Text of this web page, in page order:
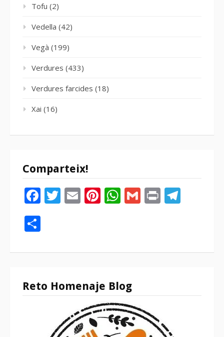
Tofu (2)
Vedella (42)
Vegà (199)
Verdures (433)
Verdures farcides (18)
Xai (16)
Comparteix!
Facebook
Twitter
EmailPinterest
WhatsApp
Gmail
Print
Reto Homenaje Blog